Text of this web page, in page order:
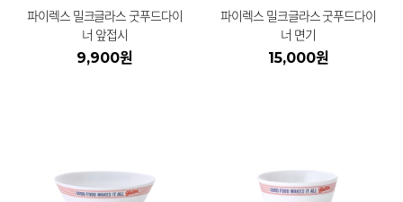
파이렉스 밀크글라스 굿푸드다이
너 앞접시
9,900원
파이렉스 밀크글라스 굿푸드다이
너 면기
15,000원